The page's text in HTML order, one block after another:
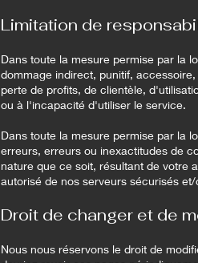
Limitation de
Dans toute la mesure permise par la
dommage indirect, punitif,
perte de profits, de clientèle,
ou à l'incapacité d'utiliser le service.
Dans toute la mesure permise par la
erreurs, erreurs ou inexactitudes de
nature que ce soit, résultant de votre
autorisé de nos serveurs sécurisés
Droit de changer et de
Nous nous réservons le droit de